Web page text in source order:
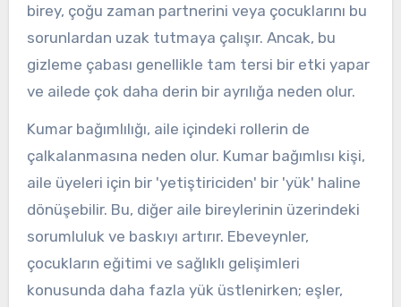
birey, çoğu zaman partnerini veya çocuklarını bu
sorunlardan uzak tutmaya çalışır. Ancak, bu
gizleme çabası genellikle tam tersi bir etki yapar
ve ailede çok daha derin bir ayrılığa neden olur.
Kumar bağımlılığı, aile içindeki rollerin de
çalkalanmasına neden olur. Kumar bağımlısı kişi,
aile üyeleri için bir 'yetiştiriciden' bir 'yük' haline
dönüşebilir. Bu, diğer aile bireylerinin üzerindeki
sorumluluk ve baskıyı artırır. Ebeveynler,
çocukların eğitimi ve sağlıklı gelişimleri
konusunda daha fazla yük üstlenirken; eşler,